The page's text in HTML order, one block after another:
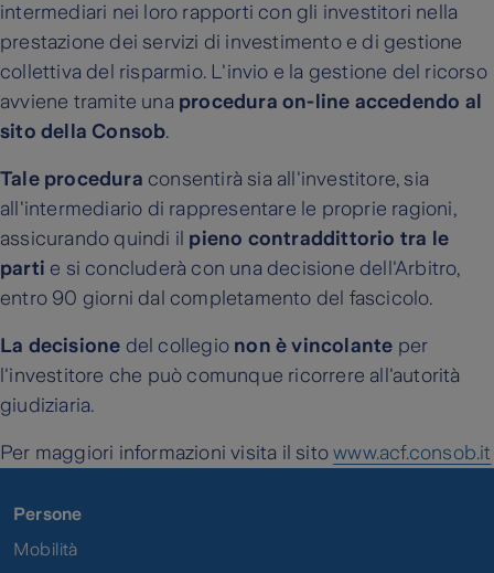
intermediari nei loro rapporti con gli investitori nella
prestazione dei servizi di investimento e di gestione
collettiva del risparmio. L'invio e la gestione del ricorso
avviene tramite una procedura on-line accedendo al
sito della Consob.
Tale procedura consentirà sia all'investitore, sia
all'intermediario di rappresentare le proprie ragioni,
assicurando quindi il pieno contraddittorio tra le
parti e si concluderà con una decisione dell'Arbitro,
entro 90 giorni dal completamento del fascicolo.
La decisione del collegio non è vincolante per
l'investitore che può comunque ricorrere all'autorità
giudiziaria.
Per maggiori informazioni visita il sitowww.acf.consob.it
Persone
Mobilità